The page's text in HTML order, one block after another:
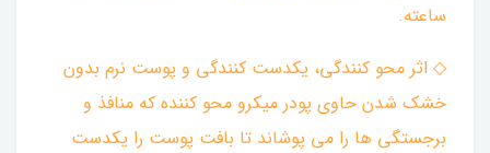
ساعته. ‌
◇ اثر محو کنندگی، یکدست کنندگی و پوست نرم بدون
خشک شدن حاوی پودر میکرو محو کننده که منافذ و
برجستگی ها را می پوشاند تا بافت پوست را یکدست